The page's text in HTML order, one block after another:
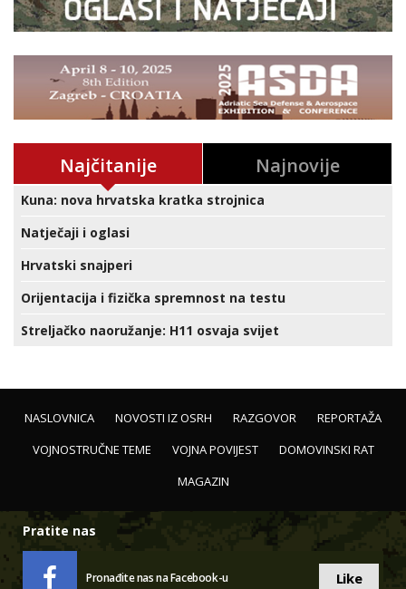
Najčitanije Najnovije
Kuna: nova hrvatska kratka strojnica
Natječaji i oglasi
Hrvatski snajperi
Orijentacija i fizička spremnost na testu
Streljačko naoružanje: H11 osvaja svijet
NASLOVNICA NOVOSTI IZ OSRH RAZGOVOR
REPORTAŽA
VOJNOSTRUČNE TEME
VOJNA POVIJEST
DOMOVINSKI RAT
MAGAZIN
Pratite nas
Pronađite nas na Facebook-u Like